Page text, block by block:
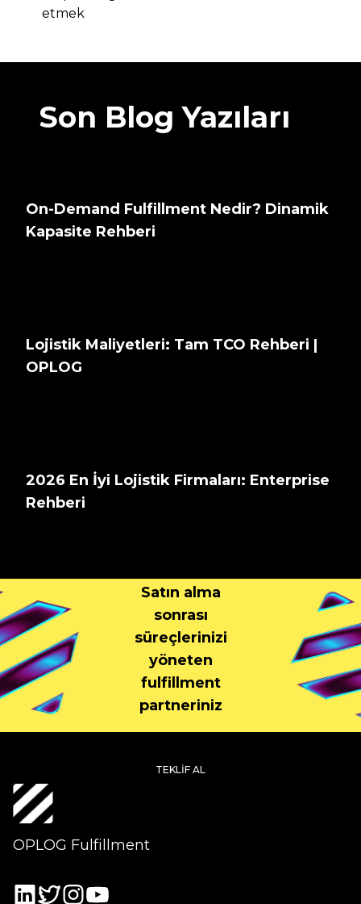
etmek
Son Blog Yazıları
On-Demand Fulfillment Nedir? Dinamik
Kapasite Rehberi
Lojistik Maliyetleri: Tam TCO Rehberi |
OPLOG
2026 En İyi Lojistik Firmaları: Enterprise
Rehberi
Satın alma
sonrası
süreçlerinizi
yöneten
fulfillment
partneriniz
TEKLIF AL
OPLOG Fulfillment